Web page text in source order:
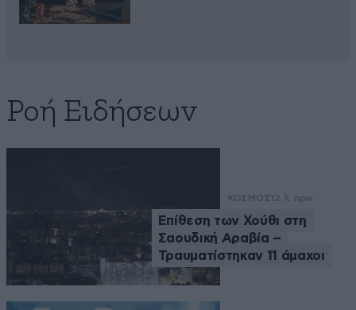
Ροή Ειδήσεων
ΚΟΣΜΟΣ 12 λ. πριν
Επίθεση των Χούθι στη
Σαουδική Αραβία –
Τραυματίστηκαν 11 άμαχοι